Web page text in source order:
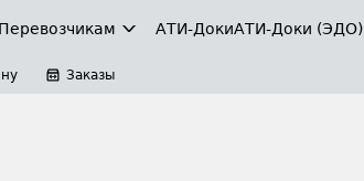
Перевозчикам АТИ-ДокиАТИ-Доки (ЭДО)
Заказы